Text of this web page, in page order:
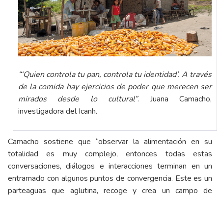
“‘Quien controla tu pan, controla tu identidad’. A través
de la comida hay ejercicios de poder que merecen ser
mirados desde lo cultural”. Juana Camacho,
investigadora del Icanh.
Camacho sostiene que “observar la alimentación en su
totalidad es muy complejo, entonces todas estas
conversaciones, diálogos e interacciones terminan en un
entramado con algunos puntos de convergencia. Este es un
parteaguas que aglutina, recoge y crea un campo de